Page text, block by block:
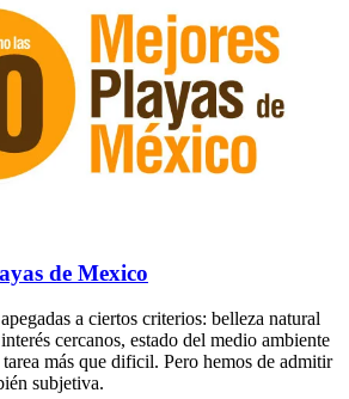
de Mexico
a ciertos criterios: belleza natural
cercanos, estado del medio ambiente
más que dificil. Pero hemos de admitir
subjetiva.